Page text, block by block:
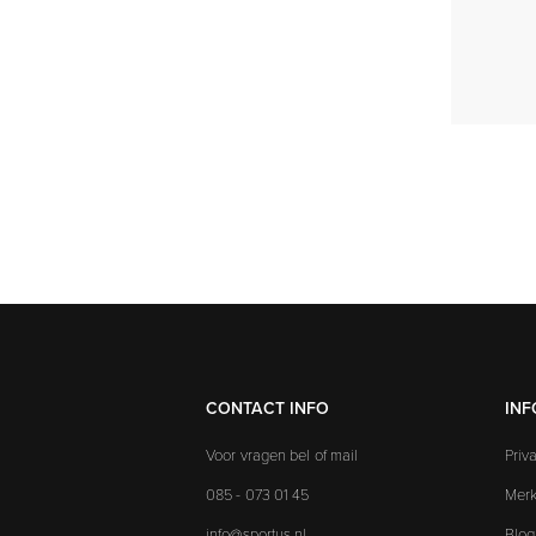
CONTACT INFO
Voor vragen bel of mail
085 - 073 01 45